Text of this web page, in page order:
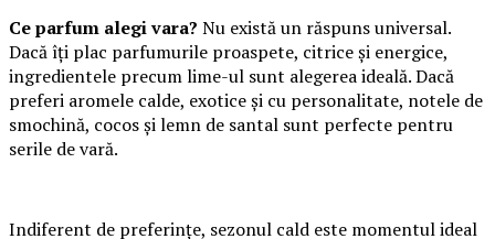
Ce parfum alegi vara? Nu există un răspuns universal.
Dacă îți plac parfumurile proaspete, citrice și energice,
ingredientele precum lime-ul sunt alegerea ideală. Dacă
preferi aromele calde, exotice și cu personalitate, notele de
smochină, cocos și lemn de santal sunt perfecte pentru
serile de vară.
Indiferent de preferințe, sezonul cald este momentul ideal